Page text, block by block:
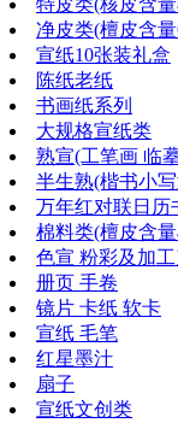
特皮类(核皮含量
净皮类(檀皮含量
宣纸10张装礼盒
陈纸老纸
书画纸系列
大规格宣纸类
熟宣(工笔画 临
半生熟(楷书小
万年红对联日历
棉料类(檀皮含量
色宣 粉彩及加
册页 手卷
镜片 卡纸 软卡
宣纸 毛笔
红星墨汁
扇子
宣纸文创类